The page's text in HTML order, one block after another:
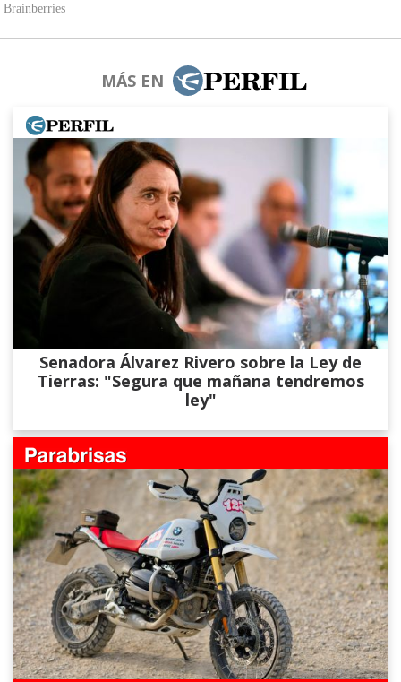
MÁS EN
Senadora Álvarez​ Rivero sobre la Ley de
Tierras: "Segura que mañana tendremos
ley"